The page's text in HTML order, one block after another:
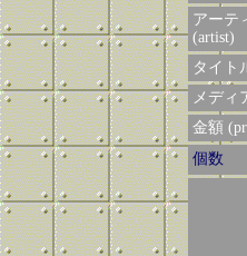
アーテ
(artist)
タイト
メディ
金額
個数